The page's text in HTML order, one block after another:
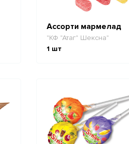
Ассорти мармелад
"КФ "Атаг" Шексна"
1 шт